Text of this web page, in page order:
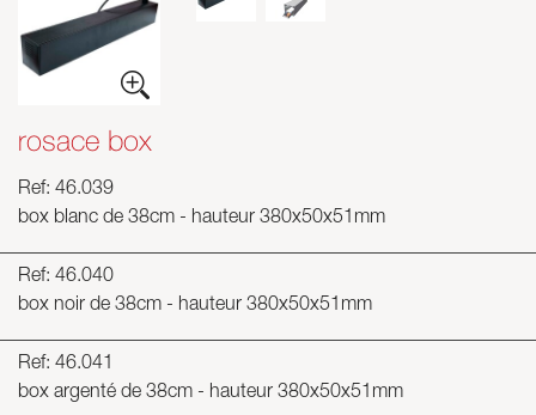
rosace box
Ref: 46.039
box blanc de 38cm - hauteur 380x50x51mm
Ref: 46.040
box noir de 38cm - hauteur 380x50x51mm
Ref: 46.041
box argenté de 38cm - hauteur 380x50x51mm